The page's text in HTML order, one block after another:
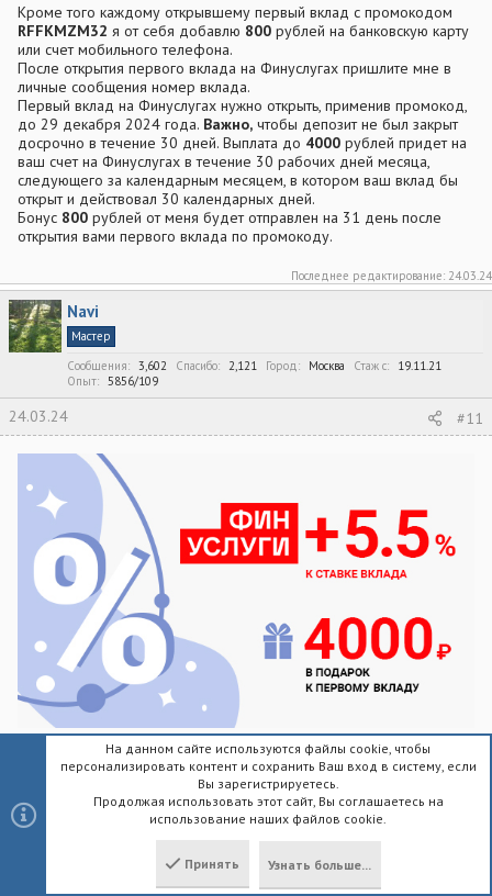
Кроме того каждому открывшему первый вклад с промокодом
RFFKMZM32 я от себя добавлю 800 рублей на банковскую карту
или счет мобильного телефона.
После открытия первого вклада на Финуслугах пришлите мне в
личные сообщения номер вклада.
Первый вклад на Финуслугах нужно открыть, применив промокод,
до 29 декабря 2024 года. Важно, чтобы депозит не был закрыт
досрочно в течение 30 дней. Выплата до 4000 рублей придет на
ваш счет на Финуслугах в течение 30 рабочих дней месяца,
следующего за календарным месяцем, в котором ваш вклад бы
открыт и действовал 30 календарных дней.
Бонус 800 рублей от меня будет отправлен на 31 день после
открытия вами первого вклада по промокоду.
Последнее редактирование: 24.03.24
Navi
Мастер
Сообщения
3,602 Спасибо 2,121 Город Москва Стаж c
19.11.21
Опыт
5856/109
24.03.24 #11
Финуслуги это проект Московской биржи, по сути магазин, в
котором банки предлагают свои вклады, кредиты, ОСАГО,
страхование ипотеки. Основная идея по настоящему полезна -
сделать доступными продукты разных банков тем, у кого
невозможно. Через Финуслуги можно удаленно открыть
понравившийся вклад или другой продукт в новом для себя
банке, получить доступ в личный кабинет банка, сделать себе его
На данном сайте используются файлы cookie, чтобы
персонализировать контент и сохранить Ваш вход в систему, если
Вы зарегистрируетесь.
Продолжая использовать этот сайт, Вы соглашаетесь на
использование наших файлов cookie.
Принять Узнать больше...